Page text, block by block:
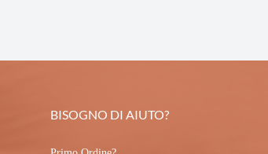
BISOGNO DI AIUTO?